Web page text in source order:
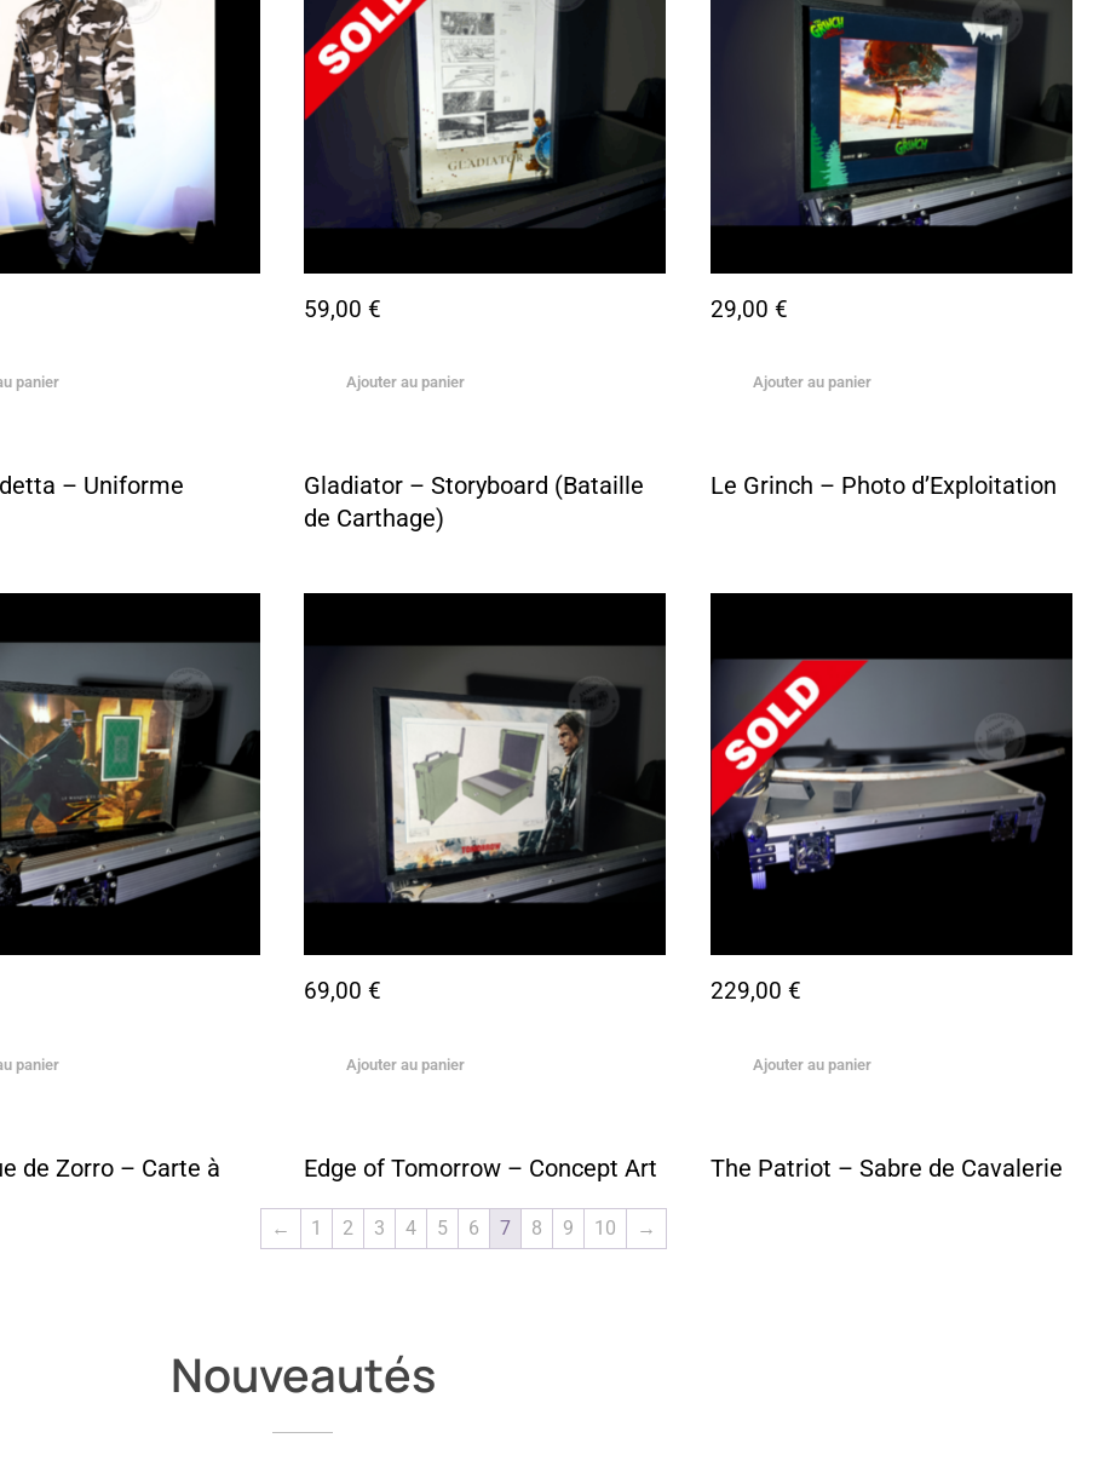
– Uniforme
panier
Gladiator – Storyboard (Bataille
de Carthage)
59,00€
Ajouter au panier
Le Grinch – Photo d’Exploitation
29,00 €
Ajouter au panier
de Zorro – Carte à
panier
Edge of Tomorrow – Concept Art
69,00€
Ajouter au panier
The Patriot – Sabre de Cavalerie
229,00 €
Ajouter au panier
← 1 2 3 4 5 6 7 8 9 10 →
Nouveautés